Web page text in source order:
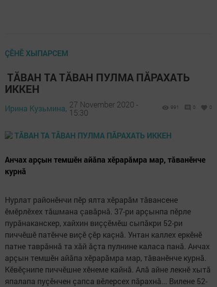
ÇӖНӖ ХЫПАРСЕМ
ТĂВАН ТА ТĂВАН ПУЛМА ПĂРАХАТЬ
ИККЕН
Ирина Кузьмина, 27 November 2020 -
15:30
991 0 0
Анчах арçын темшӗн айăпа хӗрарăмра мар, тăванӗнче
курнă
Нурлат районӗнчи пӗр ялта хӗрарăм тăвансене
ӗмӗрлӗхех тăшмана çавăрнă. 37-ри арçынпа пӗрле
пурăнаканскер, хайхин виççӗмӗш сыпăкри 52-ри
пиччӗшӗ патӗнче виçӗ çӗр каçнă. Унтан каллех еркӗнӗ
патне таврăннă та хăй ăçта пулнине каласа панă. Анчах
арçын темшӗн айăпа хӗрарăмра мар, тăванӗнче курнă.
Кӗвӗçнипе пиччӗшне хӗнеме кайнă. Алă айне лекнӗ хытă
япалапа пуçӗнчен çапса вӗлерсех пăрахнă... Вилене 52-